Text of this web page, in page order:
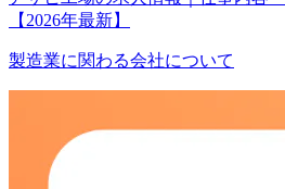
【2026年最新】
製造業に関わる会社について